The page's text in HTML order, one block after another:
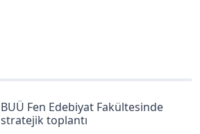
BUÜ Fen Edebiyat Fakültesinde
stratejik toplantı